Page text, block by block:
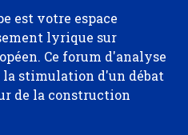
est votre espace
lyrique sur
Ce forum d'analyse
la stimulation d'un débat
de la construction